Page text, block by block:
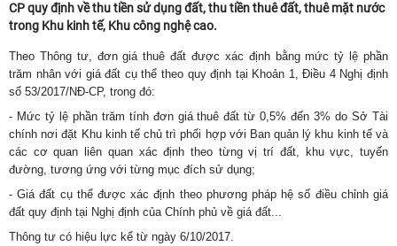
CP quy định về thu tiền sử dụng đất, thu tiền thuê đất, thuê mặt nước
trong Khu kinh tế, Khu công nghệ cao.
Theo Thông tư, đơn giá thuê đất được xác định bằng mức tỷ lệ phần
trăm nhân với giá đất cụ thể theo quy định tại Khoản 1, Điều 4 Nghị định
số 53/2017/NĐ-CP, trong đó:
- Mức tỷ lệ phần trăm tính đơn giá thuê đất từ 0,5% đến 3% do Sở Tài
chính nơi đặt Khu kinh tế chủ trì phối hợp với Ban quản lý khu kinh tế và
các cơ quan liên quan xác định theo từng vị trí đất, khu vực, tuyến
đường, tương ứng với từng mục đích sử dụng;
- Giá đất cụ thể được xác định theo phương pháp hệ số điều chỉnh giá
đất quy định tại Nghị định của Chính phủ về giá đất...
Thông tư có hiệu lực kể từ ngày 6/10/2017.